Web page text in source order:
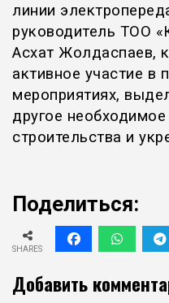
линии
руководитель ТОО
Асхат Жолдаспаев,
активное участие в
мероприятиях,
другое
строительства и
Поделиться:
SHARES
Добавить